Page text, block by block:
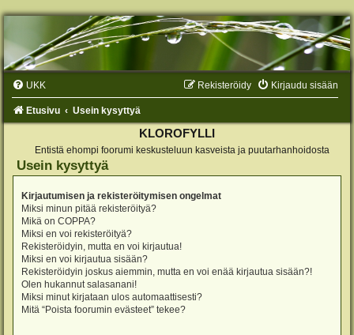
UKK Kirjaudu sisään
Rekisteröidy
Etusivu Usein kysyttyä
KLOROFYLLI
Entistä ehompi foorumi keskusteluun kasveista ja puutarhanhoidosta
Usein kysyttyä
Kirjautumisen ja rekisteröitymisen ongelmat
Miksi minun pitää rekisteröityä?
Mikä on COPPA?
Miksi en voi rekisteröityä?
Rekisteröidyin, mutta en voi kirjautua!
Miksi en voi kirjautua sisään?
Rekisteröidyin joskus aiemmin, mutta en voi enää kirjautua sisään?!
Olen hukannut salasanani!
Miksi minut kirjataan ulos automaattisesti?
Mitä “Poista foorumin evästeet” tekee?